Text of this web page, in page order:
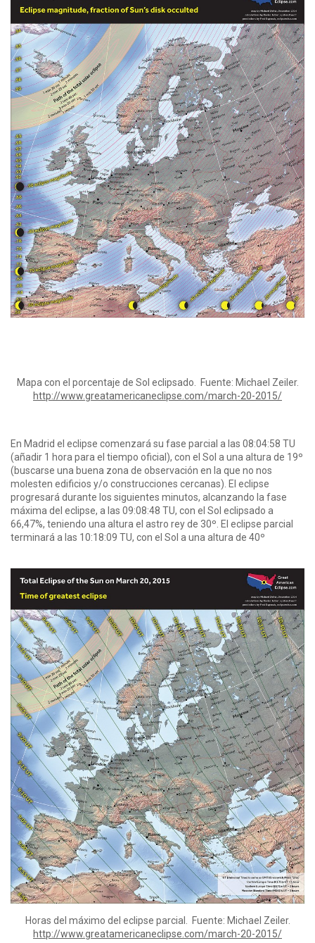
Mapa con el porcentaje de Sol eclipsado. Fuente: Michael Zeiler.
http://www.greatamericaneclipse.com/march-20-2015/
En Madrid el eclipse comenzará su fase parcial a las 08:04:58 TU
(añadir 1 hora para el tiempo oficial), con el Sol a una altura de 19º
(buscarse una buena zona de observación en la que no nos
molesten edificios y/o construcciones cercanas). El eclipse
progresará durante los siguientes minutos, alcanzando la fase
máxima del eclipse, a las 09:08:48 TU, con el Sol eclipsado a
66,47%, teniendo una altura el astro rey de 30º. El eclipse parcial
terminará a las 10:18:09 TU, con el Sol a una altura de 40º
Horas del máximo del eclipse parcial. Fuente: Michael Zeiler.
http://www.greatamericaneclipse.com/march-20-2015/